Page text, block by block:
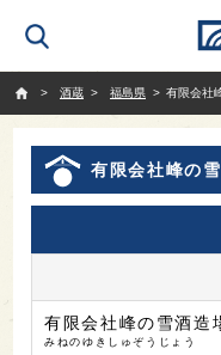
酒蔵
福島県 有限会社
有限会社峰の
有限会社峰の雪酒造
みねのゆきしゅぞうじょう